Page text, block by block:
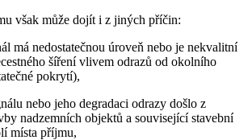
však může dojít i z jiných příčin:
má nedostatečnou úroveň nebo je nekvalitní
šíření vlivem odrazů od okolního
pokrytí),
nebo jeho degradaci odrazy došlo z
nadzemních objektů a související stavební
místa příjmu,